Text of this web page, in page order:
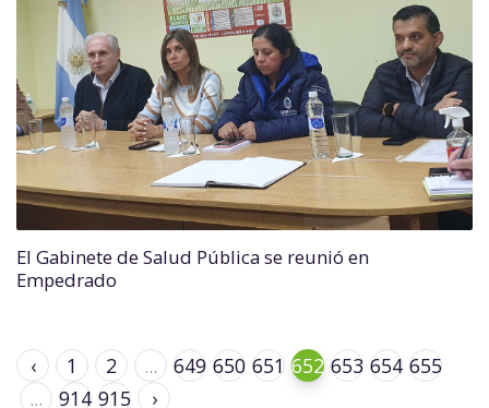
El Gabinete de Salud Pública se reunió en
Empedrado
‹ 1 2 ... 649 650 651 652 653 654 655
...
914 915 ›